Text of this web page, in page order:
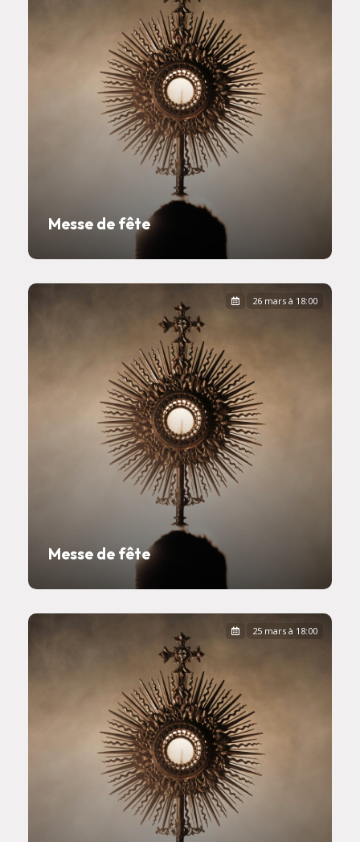
Messe de fête
Messe de fête
26 mars à 18:00
25 mars à 18:00